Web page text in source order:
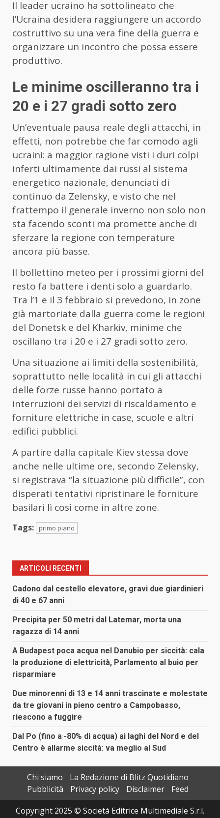
Il leader ucraino ha sottolineato che
l’Ucraina desidera raggiungere un accordo
costruttivo su una vera fine della guerra e
organizzare un incontro che possa essere
produttivo.
Le minime oscilleranno tra i
20 e i 27 gradi sotto zero
Un’eventuale pausa reale degli attacchi, in
effetti, non potrebbe che far comodo agli
ucraini: a maggior ragione visti i duri colpi
inferti ultimamente dai russi al sistema
energetico nazionale, denunciati di
continuo da Zelensky, e visto che nel
frattempo il generale inverno non solo non
sta facendo sconti ma promette anche di
sferzare la regione con temperature
ancora più basse.
Il bollettino meteo per i prossimi giorni del
resto fa battere i denti solo a guardarlo.
Tra l’1 e il 3 febbraio si prevedono, in zone
già martoriate dalla guerra come le regioni
del Donetsk e del Kharkiv, minime che
oscillano tra i 20 e i 27 gradi sotto zero.
Una situazione ai limiti della sostenibilità,
soprattutto nelle località in cui gli attacchi
delle forze russe hanno portato a
interruzioni dei servizi di riscaldamento e
forniture elettriche in case, scuole e altri
edifici pubblici.
A partire dalla capitale Kiev stessa dove
anche nelle ultime ore, secondo Zelensky,
si registrava “la situazione più difficile”, con
disperati tentativi ripristinare le forniture
basilari lì così come in altre zone.
Tags: primo piano
ARTICOLI RECENTI
Cadono dal cestello elevatore, gravi due giardinieri
di 40 e 67 anni
Precipita per 50 metri dal Latemar, morta una
ragazza di 14 anni
A Budapest poca acqua nel Danubio per siccità: cala
la produzione di elettricità, Parlamento al buio per
risparmiare
Due minorenni di 13 e 14 anni trascinate e molestate
da tre giovani in pieno centro a Campobasso,
riescono a fuggire
Dal Po (fino a -80% di acqua) ai laghi del Nord e del
Centro è allarme siccità: va meglio al Sud
Chi siamo
La Redazione di Blitz Quotidiano
Pubblicità
Privacy policy Disclaimer
Feed
Copyright 2025 © Società Editrice Multimediale S.r.l.